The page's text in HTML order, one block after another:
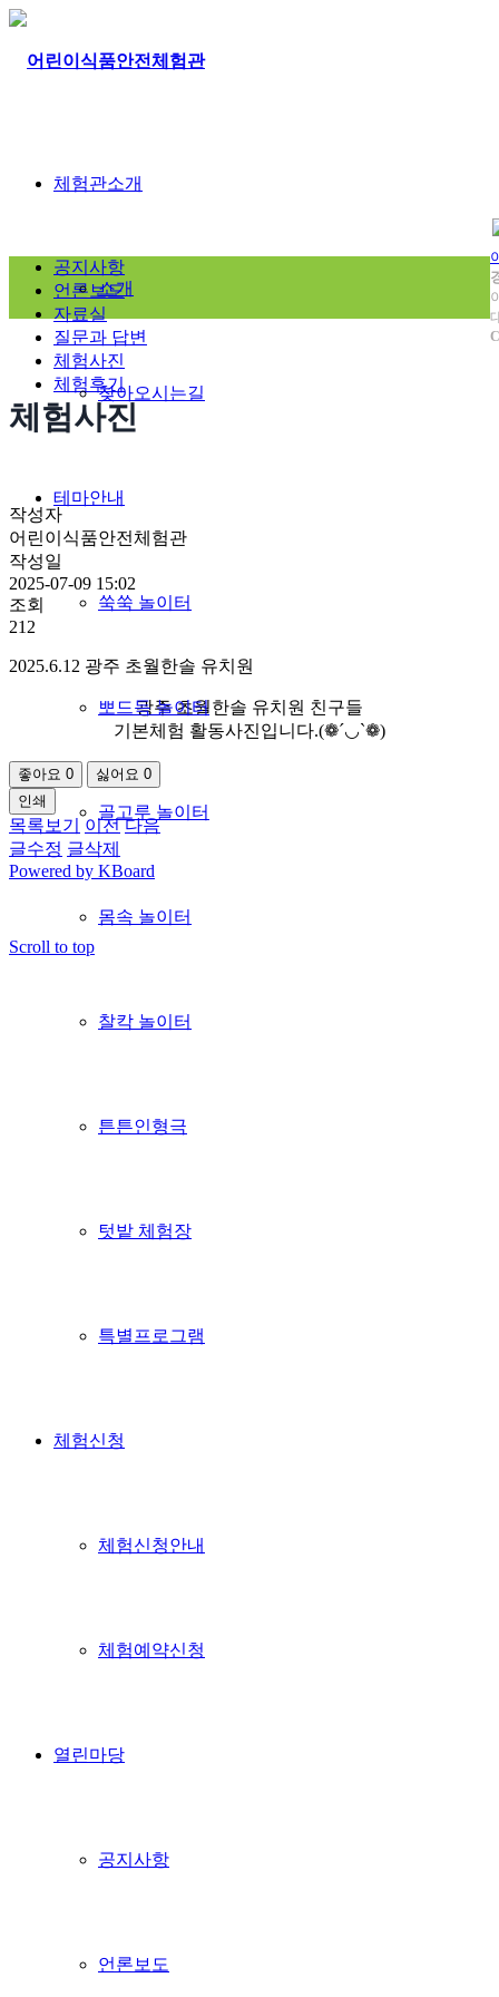
체험관소개
소개
찾아오시는길
테마안내
쑥쑥 놀이터
뽀드득 놀이터
골고루 놀이터
몸속 놀이터
찰칵 놀이터
튼튼인형극
텃밭 체험장
특별프로그램
체험신청
체험신청안내
체험예약신청
열린마당
공지사항
언론보도
공지사항
언론보도
자료실
질문과 답변
체험사진
체험후기
체험사진
작성자
어린이식품안전체험관
작성일
2025-07-09 15:02
조회
212
2025.6.12 광주 초월한솔 유치원
광주 초월한솔 유치원 친구들
기본체험 활동사진입니다.(❁´◡`❁)
좋아요 0 싫어요 0
인쇄
목록보기 이전 다음
글수정 글삭제
Powered by KBoard
Scroll to top